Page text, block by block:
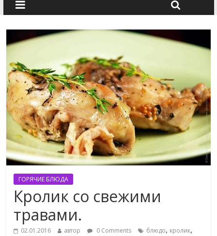
ГОРЯЧИЕ БЛЮДА
Кролик со свежими
травами.
02.01.2016 автор 0 Comments блюдо, кролик,